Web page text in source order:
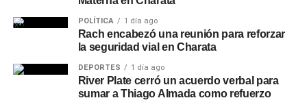
POLÍTICA 1 día ago
Rach encabezó una reunión para reforzar
la seguridad vial en Charata
DEPORTES 1 día ago
River Plate cerró un acuerdo verbal para
sumar a Thiago Almada como refuerzo